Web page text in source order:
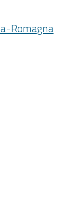
Romagna